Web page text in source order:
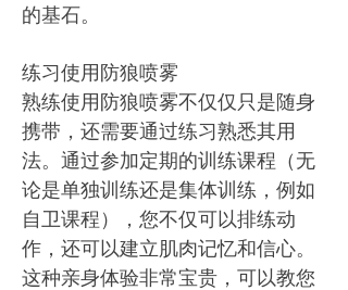
的基石。
练习使用防狼喷雾
熟练使用防狼喷雾不仅仅只是随身
携带，还需要通过练习熟悉其用
法。通过参加定期的训练课程（无
论是单独训练还是集体训练，例如
自卫课程），您不仅可以排练动
作，还可以建立肌肉记忆和信心。
这种亲身体验非常宝贵，可以教您